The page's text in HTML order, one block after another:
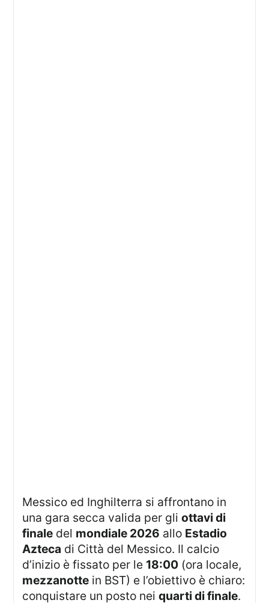
Messico ed Inghilterra si affrontano in
una gara secca valida per gliottavi di
finale del mondiale 2026 allo Estadio
Azteca di Città del Messico. Il calcio
d’inizio è fissato per le 18:00 (ora locale,
mezzanotte in BST) e l’obiettivo è chiaro:
conquistare un posto neiquarti di finale.